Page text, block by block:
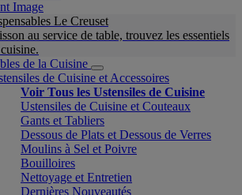
Le Creuset
au service de table, trouvez les essentiels
de la Cuisine
de Cuisine et Accessoires
Voir Tous les Ustensiles de Cuisine
Ustensiles de Cuisine et Couteaux
Gants et Tabliers
Dessous de Plats et Dessous de Verres
Moulins à Sel et Poivre
Bouilloires
Nettoyage et Entretien
Dernières Nouveautés